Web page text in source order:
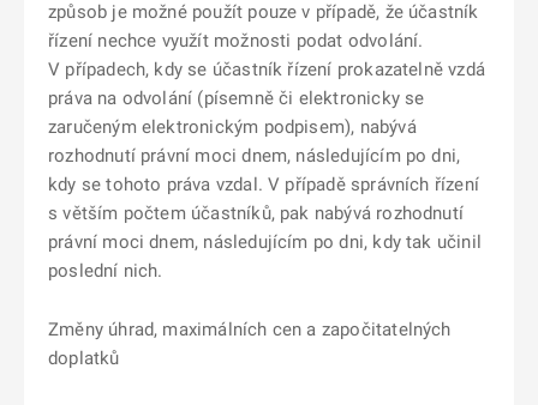
způsob je možné použít pouze v případě, že účastník
řízení nechce využít možnosti podat odvolání.
V případech, kdy se účastník řízení prokazatelně vzdá
práva na odvolání (písemně či elektronicky se
zaručeným elektronickým podpisem), nabývá
rozhodnutí právní moci dnem, následujícím po dni,
kdy se tohoto práva vzdal. V případě správních řízení
s větším počtem účastníků, pak nabývá rozhodnutí
právní moci dnem, následujícím po dni, kdy tak učinil
poslední nich.
Změny úhrad, maximálních cen a započitatelných
doplatků